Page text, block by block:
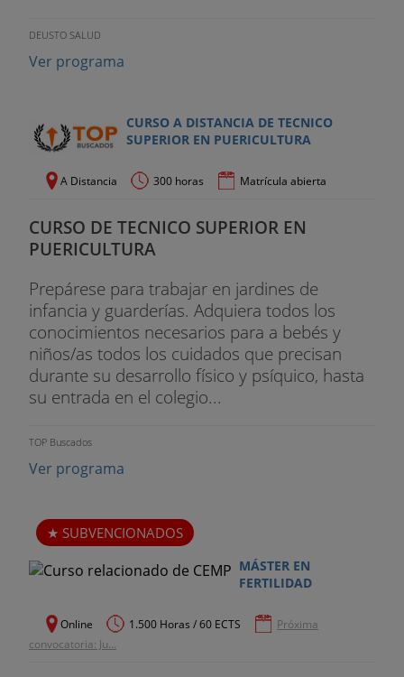
DEUSTO SALUD
Ver programa
CURSO A DISTANCIA DE TECNICO
SUPERIOR EN PUERICULTURA
A Distancia 300 horas Matrícula abierta
CURSO DE TECNICO SUPERIOR EN
PUERICULTURA
Prepárese para trabajar en jardines de
infancia y guarderías. Adquiera todos los
conocimientos necesarios para a bebés y
niños/as todos los cuidados que precisan
durante su desarrollo físico y psíquico, hasta
su entrada en el colegio...
TOP Buscados
Ver programa
SUBVENCIONADOS
MÁSTER EN
FERTILIDAD
Online 1.500 Horas / 60 ECTS
Próxima
convocatoria: Ju...